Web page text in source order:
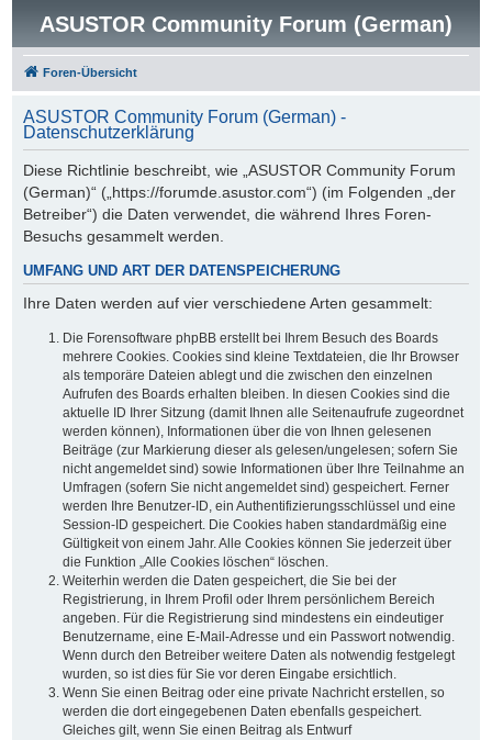
ASUSTOR Community Forum (German)
Foren-Übersicht
ASUSTOR Community Forum (German) -
Datenschutzerklärung
Diese Richtlinie beschreibt, wie „ASUSTOR Community Forum
(German)“ („https://forumde.asustor.com“) (im Folgenden „der
Betreiber“) die Daten verwendet, die während Ihres Foren-
Besuchs gesammelt werden.
UMFANG UND ART DER DATENSPEICHERUNG
Ihre Daten werden auf vier verschiedene Arten gesammelt:
Die Forensoftware phpBB erstellt bei Ihrem Besuch des Boards
mehrere Cookies. Cookies sind kleine Textdateien, die Ihr Browser
als temporäre Dateien ablegt und die zwischen den einzelnen
Aufrufen des Boards erhalten bleiben. In diesen Cookies sind die
aktuelle ID Ihrer Sitzung (damit Ihnen alle Seitenaufrufe zugeordnet
werden können), Informationen über die von Ihnen gelesenen
Beiträge (zur Markierung dieser als gelesen/ungelesen; sofern Sie
nicht angemeldet sind) sowie Informationen über Ihre Teilnahme an
Umfragen (sofern Sie nicht angemeldet sind) gespeichert. Ferner
werden Ihre Benutzer-ID, ein Authentifizierungsschlüssel und eine
Session-ID gespeichert. Die Cookies haben standardmäßig eine
Gültigkeit von einem Jahr. Alle Cookies können Sie jederzeit über
die Funktion „Alle Cookies löschen“ löschen.
Weiterhin werden die Daten gespeichert, die Sie bei der
Registrierung, in Ihrem Profil oder Ihrem persönlichem Bereich
angeben. Für die Registrierung sind mindestens ein eindeutiger
Benutzername, eine E-Mail-Adresse und ein Passwort notwendig.
Wenn durch den Betreiber weitere Daten als notwendig festgelegt
wurden, so ist dies für Sie vor deren Eingabe ersichtlich.
Wenn Sie einen Beitrag oder eine private Nachricht erstellen, so
werden die dort eingegebenen Daten ebenfalls gespeichert.
Gleiches gilt, wenn Sie einen Beitrag als Entwurf